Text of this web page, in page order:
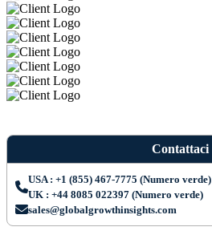
Contattaci
USA : +1 (855) 467-7775 (Numero verde)
UK : +44 8085 022397 (Numero verde)
sales@globalgrowthinsights.com